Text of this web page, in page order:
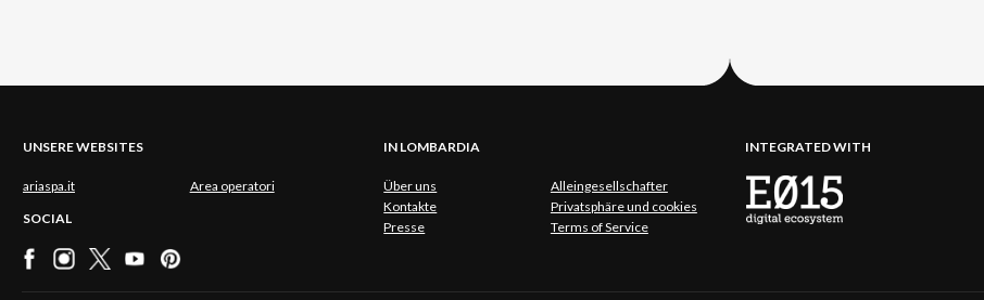
UNSERE WEBSITES
ariaspa.it Area operatori
SOCIAL
IN LOMBARDIA
Über uns
Alleingesellschafter
Kontakte
Privatsphäre und cookies
Presse
Terms of Service
INTEGRATED WITH